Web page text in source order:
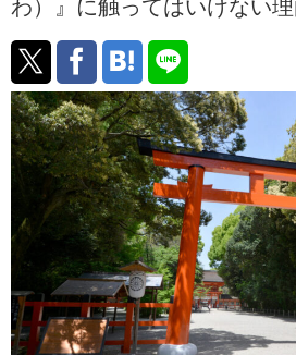
洗濯
生活の知恵
お金
掃除
マナー
趣味
食材辞典
おすすめ
わ）』に触ってはいけない